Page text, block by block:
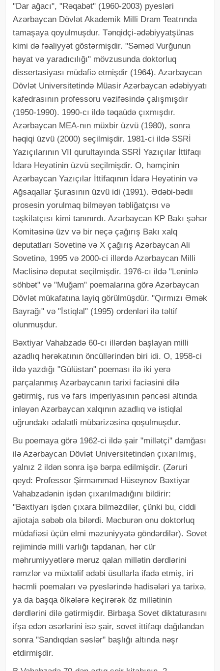
"Dar ağacı", "Rəqabət" (1960-2003) pyesləri
Azərbaycan Dövlət Akademik Milli Dram Teatrında
tamaşaya qoyulmuşdur. Tənqidçi-ədəbiyyatşünas
kimi də fəaliyyət göstərmişdir. "Səməd Vurğunun
həyat və yaradıcılığı" mövzusunda doktorluq
dissertasiyası müdafiə etmişdir (1964). Azərbaycan
Dövlət Universitetində Müasir Azərbaycan ədəbiyyatı
kafedrasının professoru vəzifəsində çalışmışdır
(1950-1990). 1990-cı ildə təqaüdə çıxmışdır.
Azərbaycan MEA-nın müxbir üzvü (1980), sonra
həqiqi üzvü (2000) seçilmişdir. 1981-ci ildə SSRİ
Yazıçılarının VII qurultayında SSRİ Yazıçılar İttifaqı
İdarə Heyətinin üzvü seçilmişdir. O, həmçinin
Azərbaycan Yazıçılar İttifaqının İdarə Heyətinin və
Ağsaqallar Şurasının üzvü idi (1991). Ədəbi-bədii
prosesin yorulmaq bilməyən təbliğatçısı və
təşkilatçısı kimi tanınırdı. Azərbaycan KP Bakı şəhər
Komitəsinə üzv və bir neçə çağırış Bakı xalq
deputatları Sovetinə və X çağırış Azərbaycan Ali
Sovetinə, 1995 və 2000-ci illərdə Azərbaycan Milli
Məclisinə deputat seçilmişdir. 1976-cı ildə "Leninlə
söhbət" və "Muğam" poemalarına görə Azərbaycan
Dövlət mükafatına layiq görülmüşdür. "Qırmızı Əmək
Bayrağı" və "İstiqlal" (1995) ordenləri ilə təltif
olunmuşdur.
Bəxtiyar Vahabzadə 60-cı illərdən başlayan milli
azadlıq hərəkatının öncüllərindən biri idi. O, 1958-ci
ildə yazdığı "Gülüstan" poeması ilə iki yerə
parçalanmış Azərbaycanın tarixi faciəsini dilə
gətirmiş, rus və fars imperiyasının pəncəsi altında
inləyən Azərbaycan xalqının azadlıq və istiqlal
uğrundakı ədalətli mübarizəsinə qoşulmuşdur.
Bu poemaya görə 1962-ci ildə şair "millətçi" damğası
ilə Azərbaycan Dövlət Universitetindən çıxarılmış,
yalnız 2 ildən sonra işə bərpa edilmişdir. (Zəruri
qeyd: Professor Şirməmməd Hüseynov Bəxtiyar
Vahabzadənin işdən çıxarılmadığını bildirir:
"Bəxtiyarı işdən çıxara bilməzdilər, çünki bu, ciddi
ajiotaja səbəb ola bilərdi. Məcburən onu doktorluq
müdafiəsi üçün elmi məzuniyyətə göndərdilər). Sovet
rejimində milli varlığı tapdanan, hər cür
məhrumiyyətlərə məruz qalan millətin dərdlərini
rəmzlər və müxtəlif ədəbi üsullarla ifadə etmiş, iri
həcmli poemaları və pyeslərində hadisələri ya tarixə,
ya da başqa ölkələrə keçirərək öz millətinin
dərdlərini dilə gətirmişdir. Birbaşa Sovet diktaturasını
ifşa edən əsərlərini isə şair, sovet ittifaqı dağılandan
sonra "Sandıqdan səslər" başlığı altında nəşr
etdirmişdir.